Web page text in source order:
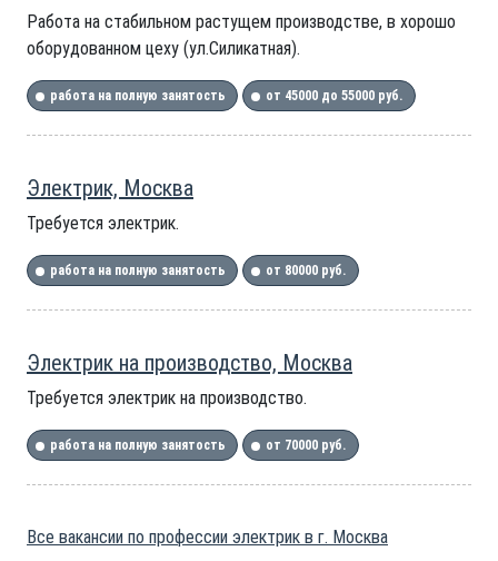
Работа на стабильном растущем производстве, в хорошо
оборудованном цеху (ул.Силикатная).
работа на полную занятость от 45000 до 55000 руб.
Электрик, Москва
Требуется электрик.
работа на полную занятость от 80000 руб.
Электрик на производство, Москва
Требуется электрик на производство.
работа на полную занятость от 70000 руб.
Все вакансии по профессии электрик в г. Москва